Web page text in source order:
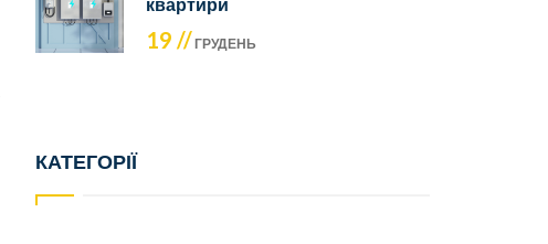
19 //ГРУДЕНЬ
КАТЕГОРІЇ